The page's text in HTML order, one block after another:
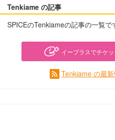
Tenkiame の記事
SPICEのTenkiameの記事の一覧で
イープラスでチケ
Tenkiame の最